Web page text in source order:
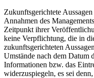
Zukunftsgerichtete
Annahmen des
Zeitpunkt ihrer
keine Verpflichtung, die in
zukunftsgerichteten
Umstände nach dem Datum
Informationen bzw. das
widerzuspiegeln, es sei